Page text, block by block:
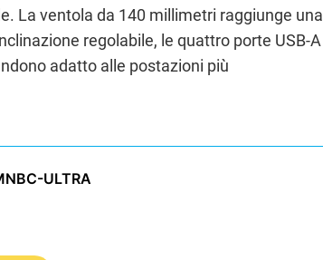
La ventola da 140 millimetri raggiunge una
regolabile, le quattro porte USB-A
adatto alle postazioni più
ULTRA